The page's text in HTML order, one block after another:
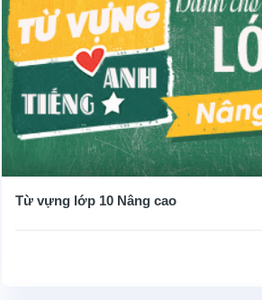
Từ vựng lớp 10 Nâng cao